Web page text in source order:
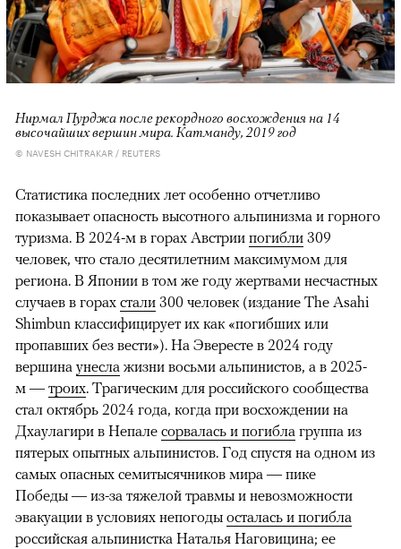
Нирмал Пурджа после рекордного восхождения на 14
высочайших вершин мира. Катманду, 2019 год
© NAVESH CHITRAKAR / REUTERS
Статистика последних лет особенно отчетливо
показывает опасность высотного альпинизма и горного
туризма. В 2024-м в горах Австрии погибли 309
человек, что стало десятилетним максимумом для
региона. В Японии в том же году жертвами несчастных
случаев в горах стали 300 человек (издание The Asahi
Shimbun классифицирует их как «погибших или
пропавших без вести»). На Эвересте в 2024 году
вершина унесла жизни восьми альпинистов, а в 2025-
м — троих. Трагическим для российского сообщества
стал октябрь 2024 года, когда при восхождении на
Дхаулагири в Непале сорвалась и погибла группа из
пятерых опытных альпинистов. Год спустя на одном из
самых опасных семитысячников мира — пике
Победы — из-за тяжелой травмы и невозможности
эвакуации в условиях непогоды осталась и погибла
российская альпинистка Наталья Наговицина; ее